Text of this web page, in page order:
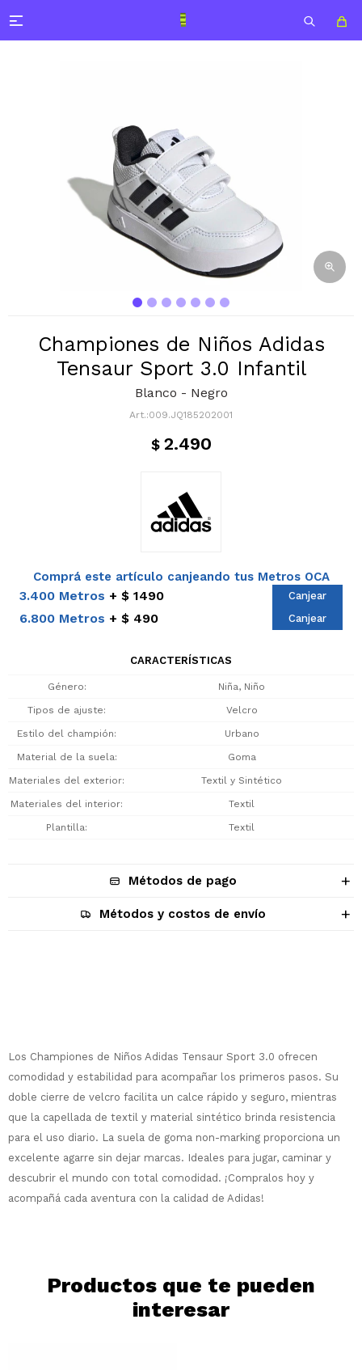

Championes de Niños Adidas
Tensaur Sport 3.0 Infantil
Blanco - Negro
009.JQ185202001
$ 2.490
Comprá este artículo canjeando tus Metros OCA
3.400 Metros $ 1490 Canjear
6.800 Metros $ 490 Canjear
CARACTERÍSTICAS
Género Niña, Niño
Tipos de ajuste Velcro
Estilo del champión Urbano
Material de la suela Goma
Materiales del exterior Textil y Sintético
Materiales del interior Textil
Plantilla Textil
Métodos de pago
Métodos y costos de envío
Los Championes de Niños Adidas Tensaur Sport 3.0 ofrecen
comodidad y estabilidad para acompañar los primeros pasos. Su
doble cierre de velcro facilita un calce rápido y seguro, mientras
que la capellada de textil y material sintético brinda resistencia
para el uso diario. La suela de goma non-marking proporciona un
excelente agarre sin dejar marcas. Ideales para jugar, caminar y
descubrir el mundo con total comodidad. ¡Compralos hoy y
acompañá cada aventura con la calidad de Adidas!
Productos que te pueden
interesar
Comprá ahora y Pagá
Después, hasta en 12
cuotas y sin tocar tu
tarjeta de crédito
¡Sumate a la forma más ágil de
comprar!
Comprá en 3 cuotas sin recargo o hasta
en 12 cuotas * ¡Solo con tu cédula!
* sujeto aprobación crediticia.
Verifica si estás calificado para comprar
con Pago Después:
Cédula de identidad
Mes Año
Estás calificado para comprar usando Pago
Después.
* sujeto a aprobación crediticia. El monto
disponible puede variar por comercio
Ups!
Parece que no tenes oferta, lamentamos
¡Algo salió mal!